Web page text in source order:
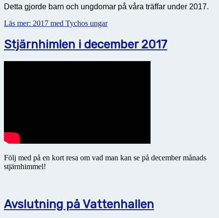
Detta gjorde barn och ungdomar på våra träffar under 2017.
Läs mer: 2017 med Tychos ungar
Stjärnhimlen i december 2017
Följ med på en kort resa om vad man kan se på december månads
stjärnhimmel!
Avslutning på Vattenhallen